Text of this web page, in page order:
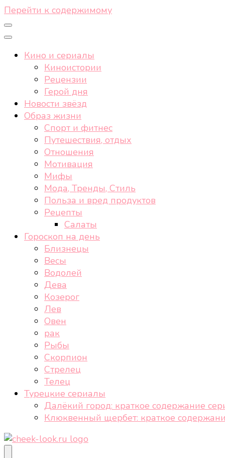
Перейти к содержимому
Кино и сериалы
Киноистории
Рецензии
Герой дня
Новости звёзд
Образ жизни
Спорт и фитнес
Путешествия, отдых
Отношения
Мотивация
Мифы
Мода, Тренды, Стиль
Польза и вред продуктов
Рецепты
Салаты
Гороскоп на день
Близнецы
Весы
Водолей
Дева
Козерог
Лев
Овен
рак
Рыбы
Скорпион
Стрелец
Телец
Турецкие сериалы
Далёкий город: краткое содержание
Клюквенный щербет: краткое